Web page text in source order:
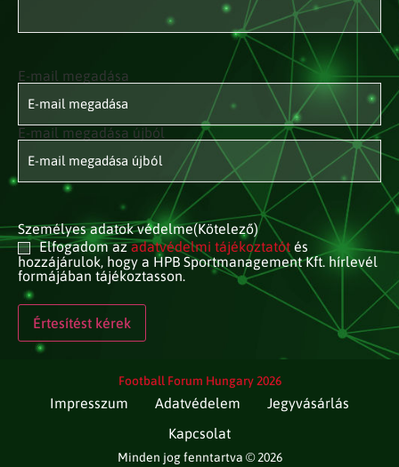
E-mail
címed(Kötelező)
E-mail megadása
E-mail megadása újból
Személyes adatok védelme(Kötelező)
Elfogadom azadatvédelmi tájékoztatót és
hozzájárulok, hogy a HPB Sportmanagement Kft. hírlevél
formájában tájékoztasson.
Football Forum Hungary 2026
Impresszum Adatvédelem
Jegyvásárlás
Kapcsolat
Minden jog fenntartva © 2026